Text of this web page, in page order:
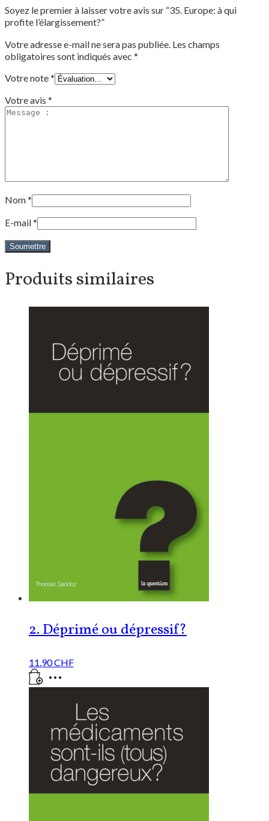
Soyez le premier à laisser votre avis sur “35. Europe: à qui
profite l’élargissement?”
Votre adresse e-mail ne sera pas publiée. Les champs
obligatoires sont indiqués avec *
Votre note*
Votre avis *
Nom*
E-mail*
Produits similaires
2. Déprimé ou dépressif?
11.90CHF